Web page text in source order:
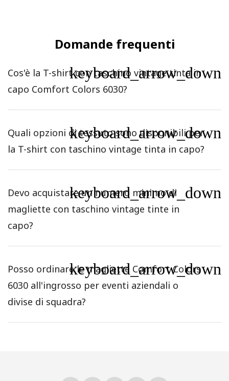
Domande frequenti
Cos'è la T-shirt con taschino vintage tinta in
capo Comfort Colors 6030?
keyboard_arrow_down
Quali opzioni di tessuto sono disponibili per
la T-shirt con taschino vintage tinta in capo?
keyboard_arrow_down
Devo acquistare un numero minimo di
magliette con taschino vintage tinte in
capo?
keyboard_arrow_down
Posso ordinare le magliette Comfort Colors
6030 all'ingrosso per eventi aziendali o
divise di squadra?
keyboard_arrow_down